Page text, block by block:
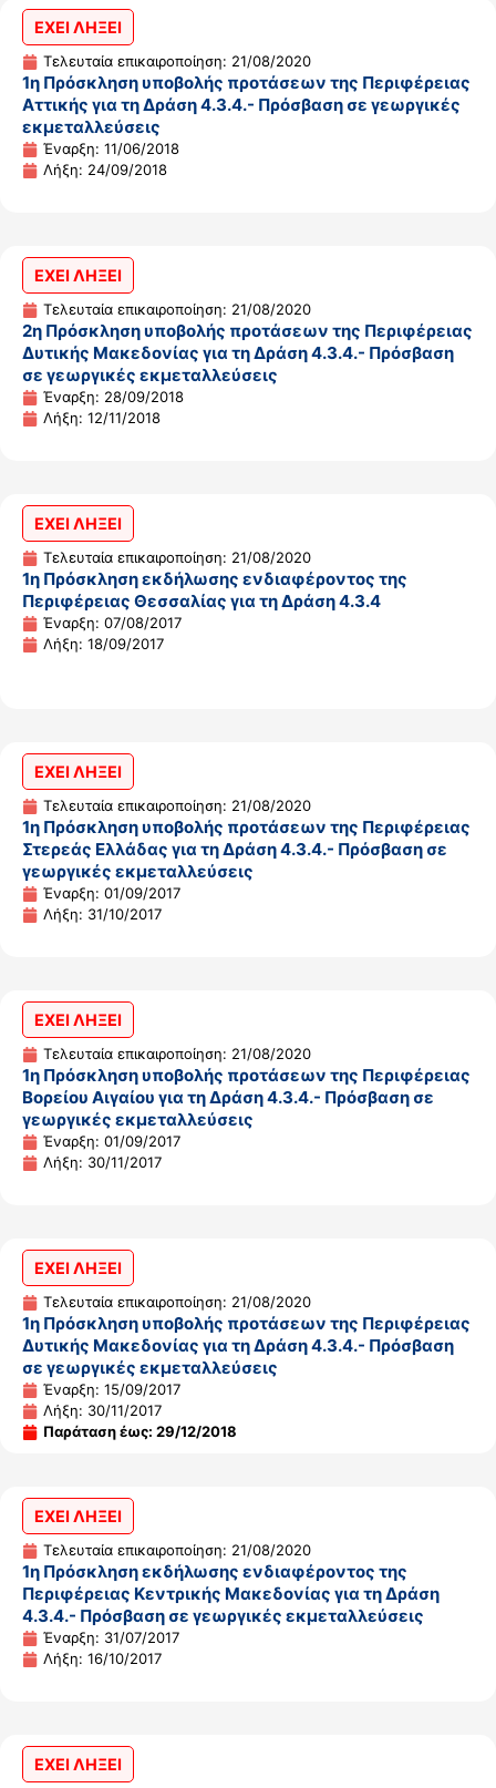
ΕΧΕΙ ΛΗΞΕΙ
Τελευταία επικαιροποίηση: 21/08/2020
1η Πρόσκληση υποβολής προτάσεων της Περιφέρειας
Αττικής για τη Δράση 4.3.4.- Πρόσβαση σε γεωργικές
εκμεταλλεύσεις
Έναρξη: 11/06/2018
Λήξη: 24/09/2018
ΕΧΕΙ ΛΗΞΕΙ
Τελευταία επικαιροποίηση: 21/08/2020
2η Πρόσκληση υποβολής προτάσεων της Περιφέρειας
Δυτικής Μακεδονίας για τη Δράση 4.3.4.- Πρόσβαση
σε γεωργικές εκμεταλλεύσεις
Έναρξη: 28/09/2018
Λήξη: 12/11/2018
ΕΧΕΙ ΛΗΞΕΙ
Τελευταία επικαιροποίηση: 21/08/2020
1η Πρόσκληση εκδήλωσης ενδιαφέροντος της
Περιφέρειας Θεσσαλίας για τη Δράση 4.3.4
Έναρξη: 07/08/2017
Λήξη: 18/09/2017
ΕΧΕΙ ΛΗΞΕΙ
Τελευταία επικαιροποίηση: 21/08/2020
1η Πρόσκληση υποβολής προτάσεων της Περιφέρειας
Στερεάς Ελλάδας για τη Δράση 4.3.4.- Πρόσβαση σε
γεωργικές εκμεταλλεύσεις
Έναρξη: 01/09/2017
Λήξη: 31/10/2017
ΕΧΕΙ ΛΗΞΕΙ
Τελευταία επικαιροποίηση: 21/08/2020
1η Πρόσκληση υποβολής προτάσεων της Περιφέρειας
Βορείου Αιγαίου για τη Δράση 4.3.4.- Πρόσβαση σε
γεωργικές εκμεταλλεύσεις
Έναρξη: 01/09/2017
Λήξη: 30/11/2017
ΕΧΕΙ ΛΗΞΕΙ
Τελευταία επικαιροποίηση: 21/08/2020
1η Πρόσκληση υποβολής προτάσεων της Περιφέρειας
Δυτικής Μακεδονίας για τη Δράση 4.3.4.- Πρόσβαση
σε γεωργικές εκμεταλλεύσεις
Έναρξη: 15/09/2017
Λήξη: 30/11/2017
Παράταση έως: 29/12/2018
ΕΧΕΙ ΛΗΞΕΙ
Τελευταία επικαιροποίηση: 21/08/2020
1η Πρόσκληση εκδήλωσης ενδιαφέροντος της
Περιφέρειας Κεντρικής Μακεδονίας για τη Δράση
4.3.4.- Πρόσβαση σε γεωργικές εκμεταλλεύσεις
Έναρξη: 31/07/2017
Λήξη: 16/10/2017
ΕΧΕΙ ΛΗΞΕΙ